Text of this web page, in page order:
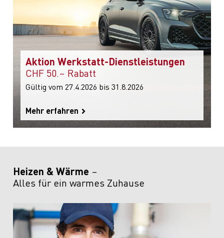
Aktion Werkstatt-Dienstleistungen
CHF 50.– Rabatt
Gültig vom 27.4.2026 bis 31.8.2026
Mehr erfahren
Heizen & Wärme
Alles für ein warmes Zuhause